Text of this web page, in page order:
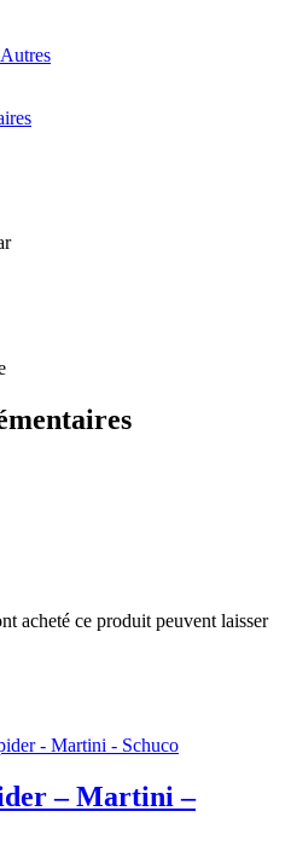
Autres
acheté ce produit peuvent laisser
– Martini –